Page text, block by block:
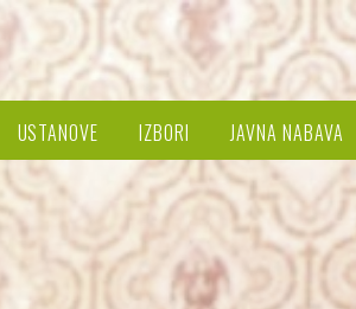
USTANOVE IZBORI JAVNA NABAVA